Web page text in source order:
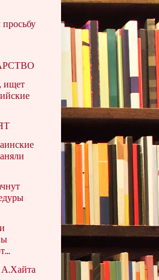
ищет
А.Хайта